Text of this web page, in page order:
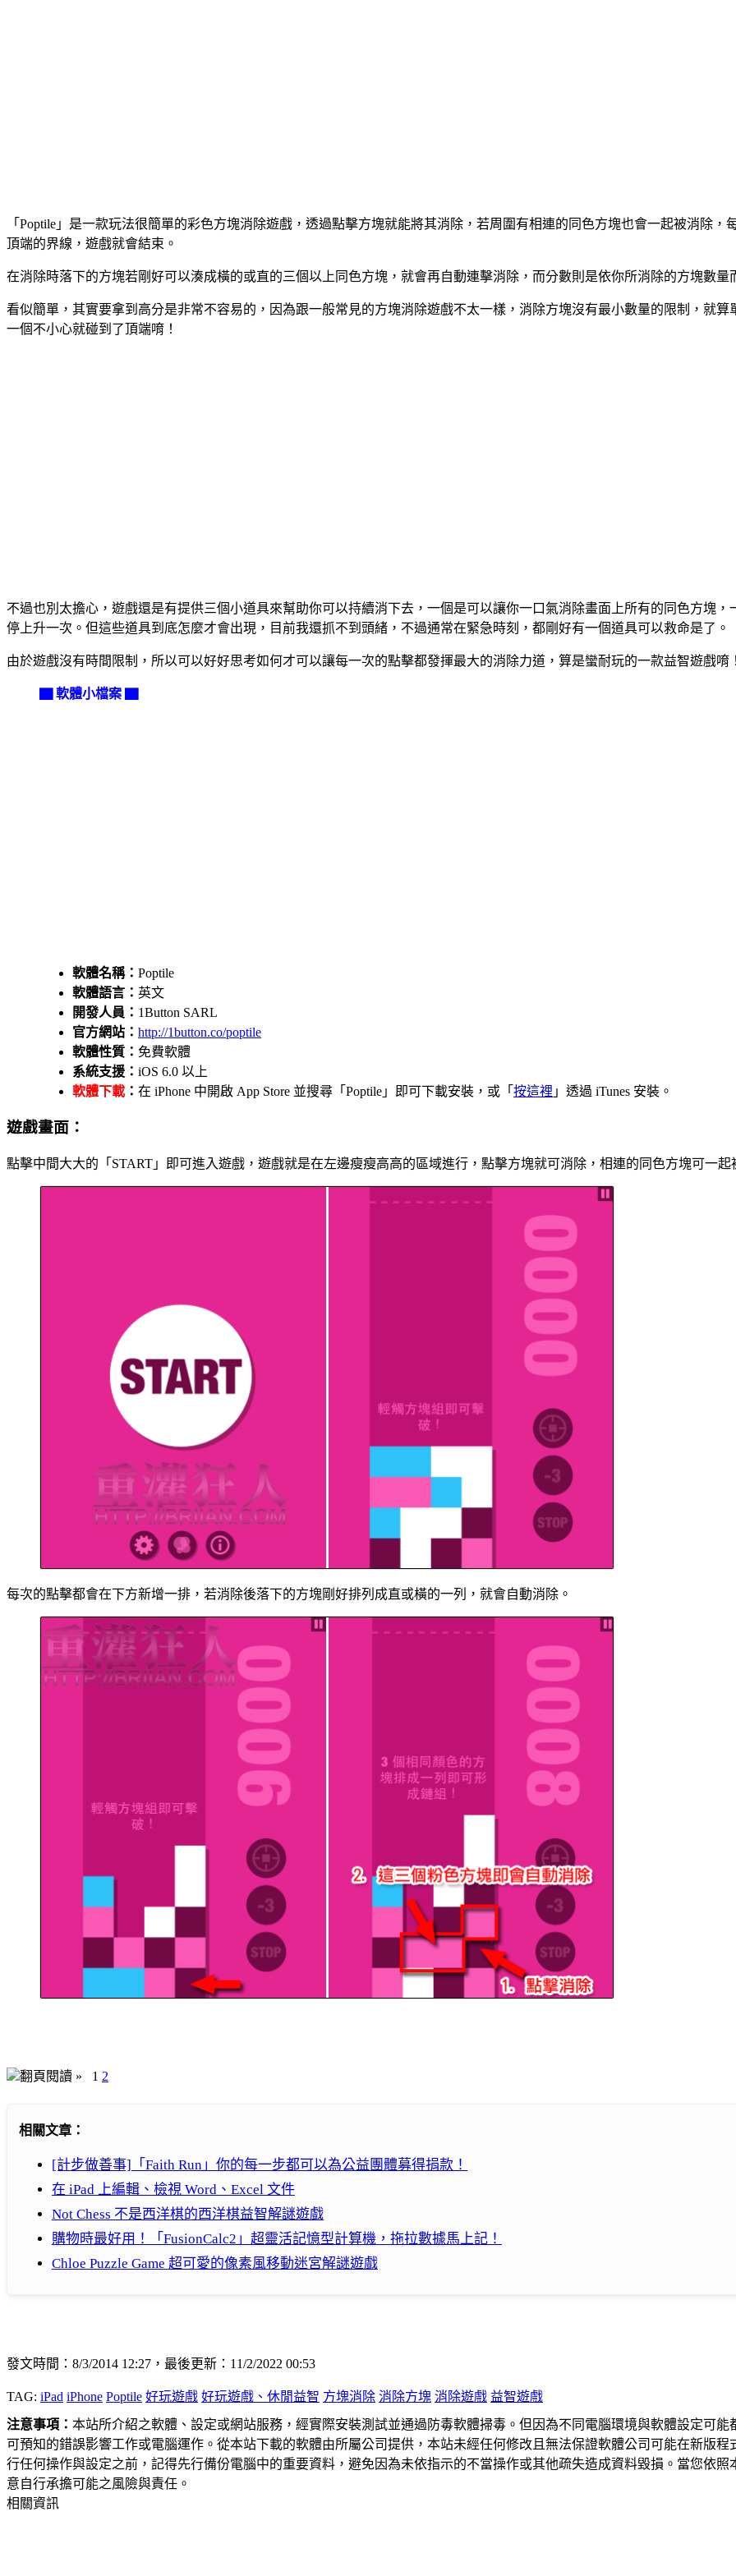
「Poptile」是一款玩法很簡單的彩色方塊消除遊戲，透過點擊方塊就能將其消除，若周圍有相連的同色方塊也會一起被消除
頂端的界線，遊戲就會結束。
在消除時落下的方塊若剛好可以湊成橫的或直的三個以上同色方塊，就會再自動連擊消除，而分數則是依你所消除的方塊數量
看似簡單，其實要拿到高分是非常不容易的，因為跟一般常見的方塊消除遊戲不太一樣，消除方塊沒有最小數量的限制，就
一個不小心就碰到了頂端唷！
不過也別太擔心，遊戲還是有提供三個小道具來幫助你可以持續消下去，一個是可以讓你一口氣消除畫面上所有的同色方塊
停上升一次。但這些道具到底怎麼才會出現，目前我還抓不到頭緒，不過通常在緊急時刻，都剛好有一個道具可以救命是了。
由於遊戲沒有時間限制，所以可以好好思考如何才可以讓每一次的點擊都發揮最大的消除力道，算是蠻耐玩的一款益智遊戲唷
▇ 軟體小檔案 ▇
軟體名稱： Poptile
軟體語言： 英文
開發人員： 1Button SARL
官方網站： http://1button.co/poptile
軟體性質： 免費軟體
系統支援： iOS 6.0 以上
軟體下載 ： 在 iPhone 中開啟 App Store 並搜尋「Poptile」即可下載安裝，或「 按這裡 」透過 iTunes 安裝。
遊戲畫面：
點擊中間大大的「START」即可進入遊戲，遊戲就是在左邊瘦瘦高高的區域進行，點擊方塊就可消除，相連的同色方塊可一起
每次的點擊都會在下方新增一排，若消除後落下的方塊剛好排列成直或橫的一列，就會自動消除。
翻頁閱讀 » 1 2
相關文章：
[計步做善事]「Faith Run」你的每一步都可以為公益團體募得捐款！
在 iPad 上編輯、檢視 Word、Excel 文件
Not Chess 不是西洋棋的西洋棋益智解謎遊戲
購物時最好用！「FusionCalc2」超靈活記憶型計算機，拖拉數據馬上記！
Chloe Puzzle Game 超可愛的像素風移動迷宮解謎遊戲
發文時間：8/3/2014 12:27，最後更新：11/2/2022 00:53
TAG: iPad iPhone Poptile 好玩遊戲 好玩遊戲、休閒益智 方塊消除 消除方塊 消除遊戲 益智遊戲
注意事項： 本站所介紹之軟體、設定或網站服務，經實際安裝測試並通過防毒軟體掃毒。但因為不同電腦環境與軟體設定可
可預知的錯誤影響工作或電腦運作。從本站下載的軟體由所屬公司提供，本站未經任何修改且無法保證軟體公司可能在新版
行任何操作與設定之前，記得先行備份電腦中的重要資料，避免因為未依指示的不當操作或其他疏失造成資料毀損。當您依
意自行承擔可能之風險與責任。
相關資訊